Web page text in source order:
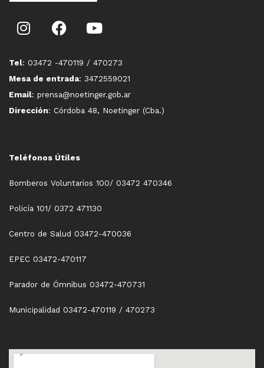
Tel: 03472 -470119 / 470273
Mesa de entrada: 3472559021
Email: prensa@noetinger.gob.ar
Dirección: Córdoba 48, Noetinger (Cba.)
Teléfonos Útiles
Bomberos Voluntarios 100/ 03472 470346
Policía 101/ 0372 471130
Centro de Salud 03472-470036
EPEC 03472-470117
Parador de Ómnibus 03472-470731
Municipalidad 03472-470119 / 470273